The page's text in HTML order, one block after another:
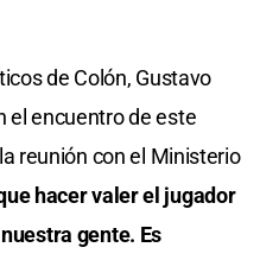
de Colón, Gustavo
el encuentro de este
reunión con el Ministerio
hacer valer el jugador
gente. Es